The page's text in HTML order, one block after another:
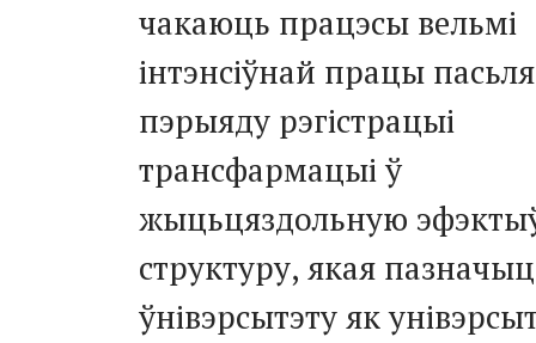
чакаюць працэсы вельмі
інтэнсіўнай працы пасьля
пэрыяду рэгістрацыі
трансфармацыі ў
жыцьцяздольную
структуру, якая
ўнівэрсытэту як